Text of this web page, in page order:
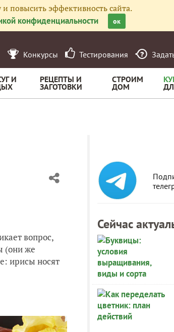
повысить эффективность сайта.
конфиденциальности ок
Конкурсы Тестирования
И РЕЦЕПТЫ И
ЗАГОТОВКИ
СТРОИМ
ДОМ
вопрос,
(они же
ирисы носят
Сейчас